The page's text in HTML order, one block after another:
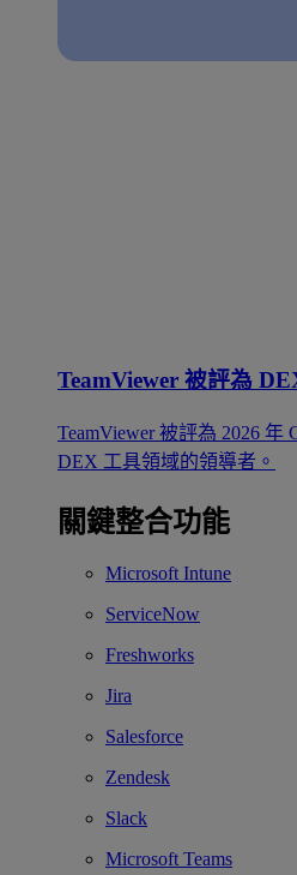
TeamViewer 被評為
TeamViewer 被評為 2026 年
DEX 工具領域的領導者。
關鍵整合功能
Microsoft Intune
ServiceNow
Freshworks
Jira
Salesforce
Zendesk
Slack
Microsoft Teams